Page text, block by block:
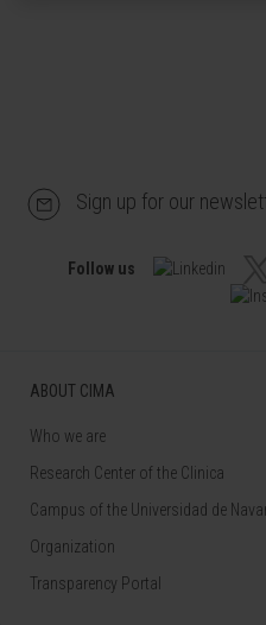
Sign up for our
Follow us
ABOUT CIMA
Who we are
Research Center of the Clinica
Campus of the Universidad de
Organization
Transparency Portal